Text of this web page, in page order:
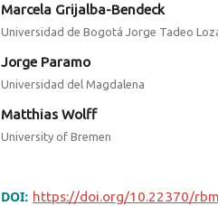
Marcela Grijalba-Bendeck
Universidad de Bogotá Jorge Tadeo
Jorge Paramo
Universidad del Magdalena
Matthias Wolff
University of Bremen
DOI: https://doi.org/10.22370/